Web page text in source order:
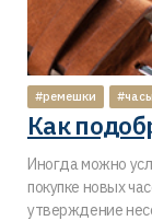
#ремешки #часы
Как
Иногда можно
покупке новых
утверждение